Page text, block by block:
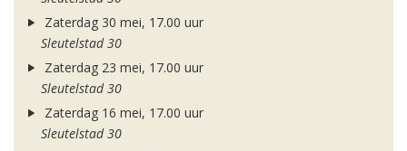
Zaterdag 30 mei, 17.00 uur
Sleutelstad 30
Zaterdag 23 mei, 17.00 uur
Sleutelstad 30
Zaterdag 16 mei, 17.00 uur
Sleutelstad 30